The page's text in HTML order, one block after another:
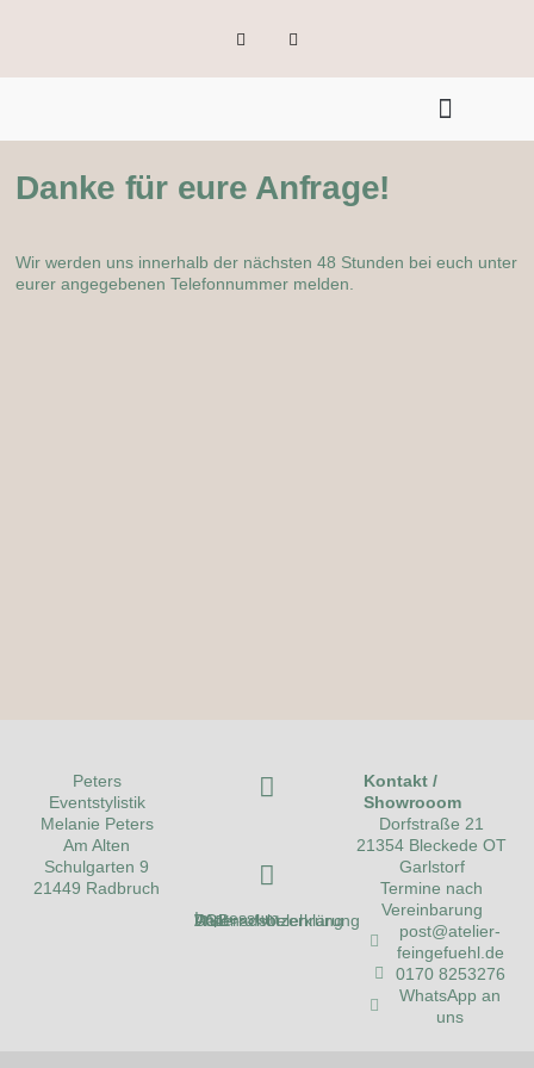
Danke für eure Anfrage!
Wir werden uns innerhalb der nächsten 48 Stunden bei euch unter
eurer angegebenen Telefonnummer melden.
Peters
Eventstylistik
Melanie Peters
Am Alten
Schulgarten 9
21449 Radbruch
Impressum
Datenschutzerklärung
AGB
Widerrufsbelehrung
Kontakt /
Showrooom
Dorfstraße 21
21354 Bleckede OT
Garlstorf
Termine nach
Vereinbarung
post@atelier-
feingefuehl.de
0170 8253276
WhatsApp an
uns